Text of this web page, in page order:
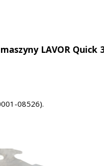
LAVOR Quick
08526).